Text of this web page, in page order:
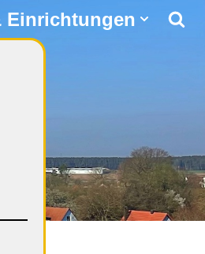
Einrichtungen